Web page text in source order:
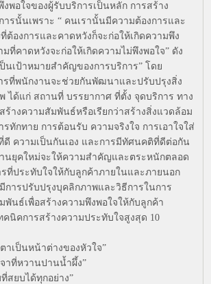
พอใจของผู้รับบริการเป็นหลัก การสร้าง
ารนั้นเพราะ “ คนเรานั้นมีความต้องการและ
ต้องการและคาดหวังก็จะก่อให้เกิดความพึง
ที่คาดหวังจะก่อให้เกิดความไม่พึงพอใจ” ดัง
นเป้าหมายสำคัญของการบริการ” โดย
รที่พนักงานจะช่วยกันพัฒนาและปรับปรุงสิ่ง
ได้แก่ สถานที่ บรรยากาศ ที่ตั้ง จุดบริการ ทาง
ร้างความสัมพันธ์หรือเรียกว่าสร้างสิ่งแวดล้อม
ทักทาย การต้อนรับ ความจริงใจ การเอาใจใส่
ดี ความเป็นกันเอง และการมีทัศนคติที่ดีต่อกัน
นยุคใหม่จะให้ความสำคัญและตระหนักตลอด
รที่ประทับใจให้กับลูกค้าภายในและภายนอก
การปรับปรุงบุคลิกภาพและวิธีการในการ
พันธ์เพื่อสร้างความพึงพอใจให้กับลูกค้า
คนิคการสร้างความประทับใจสูงสุด 10
าเป็นหน้าต่างของหัวใจ”
าที่หวานปานน้ำผึ้ง”
สยบได้ทุกอย่าง”